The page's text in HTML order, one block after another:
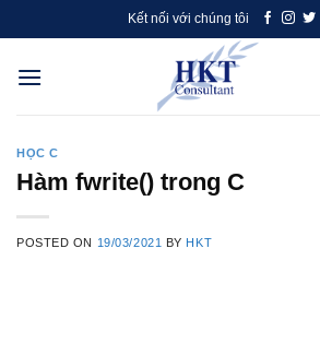
to
content
Kết nối với chúng tôi
HỌC C
Hàm fwrite() trong C
POSTED ON 19/03/2021 BY HKT